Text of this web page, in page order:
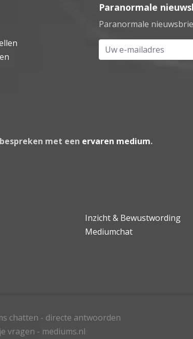
Paranormale
Paranormale
Uw e-mailadres
met een ervaren medium.
Inzicht & Bewustwording
Mediumchat
chatten - directe antwoorden
vragen - mediums.nl